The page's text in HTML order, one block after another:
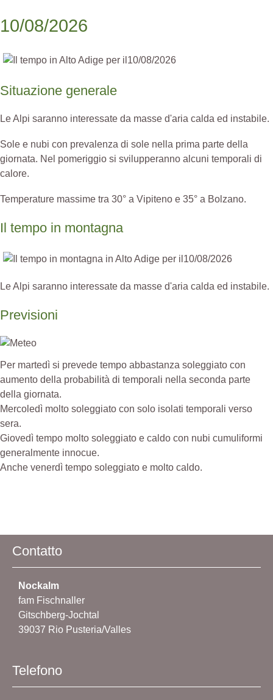
10/08/2026
Situazione generale
Le Alpi saranno interessate da masse d'aria calda ed instabile.
Sole e nubi con prevalenza di sole nella prima parte della
giornata. Nel pomeriggio si svilupperanno alcuni temporali di
calore.
Temperature massime tra 30° a Vipiteno e 35° a Bolzano.
Il tempo in montagna
Le Alpi saranno interessate da masse d'aria calda ed instabile.
Previsioni
Per martedì si prevede tempo abbastanza soleggiato con
aumento della probabilità di temporali nella seconda parte
della giornata.
Mercoledì molto soleggiato con solo isolati temporali verso
sera.
Giovedì tempo molto soleggiato e caldo con nubi cumuliformi
generalmente innocue.
Anche venerdì tempo soleggiato e molto caldo.
Contatto
Nockalm
fam Fischnaller
Gitschberg-Jochtal
39037 Rio Pusteria/Valles
Telefono